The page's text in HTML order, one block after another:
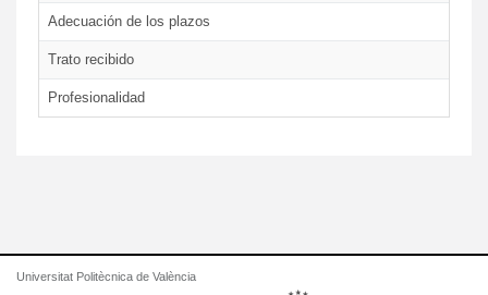
Adecuación de los plazos
Trato recibido
Profesionalidad
Universitat Politècnica de València